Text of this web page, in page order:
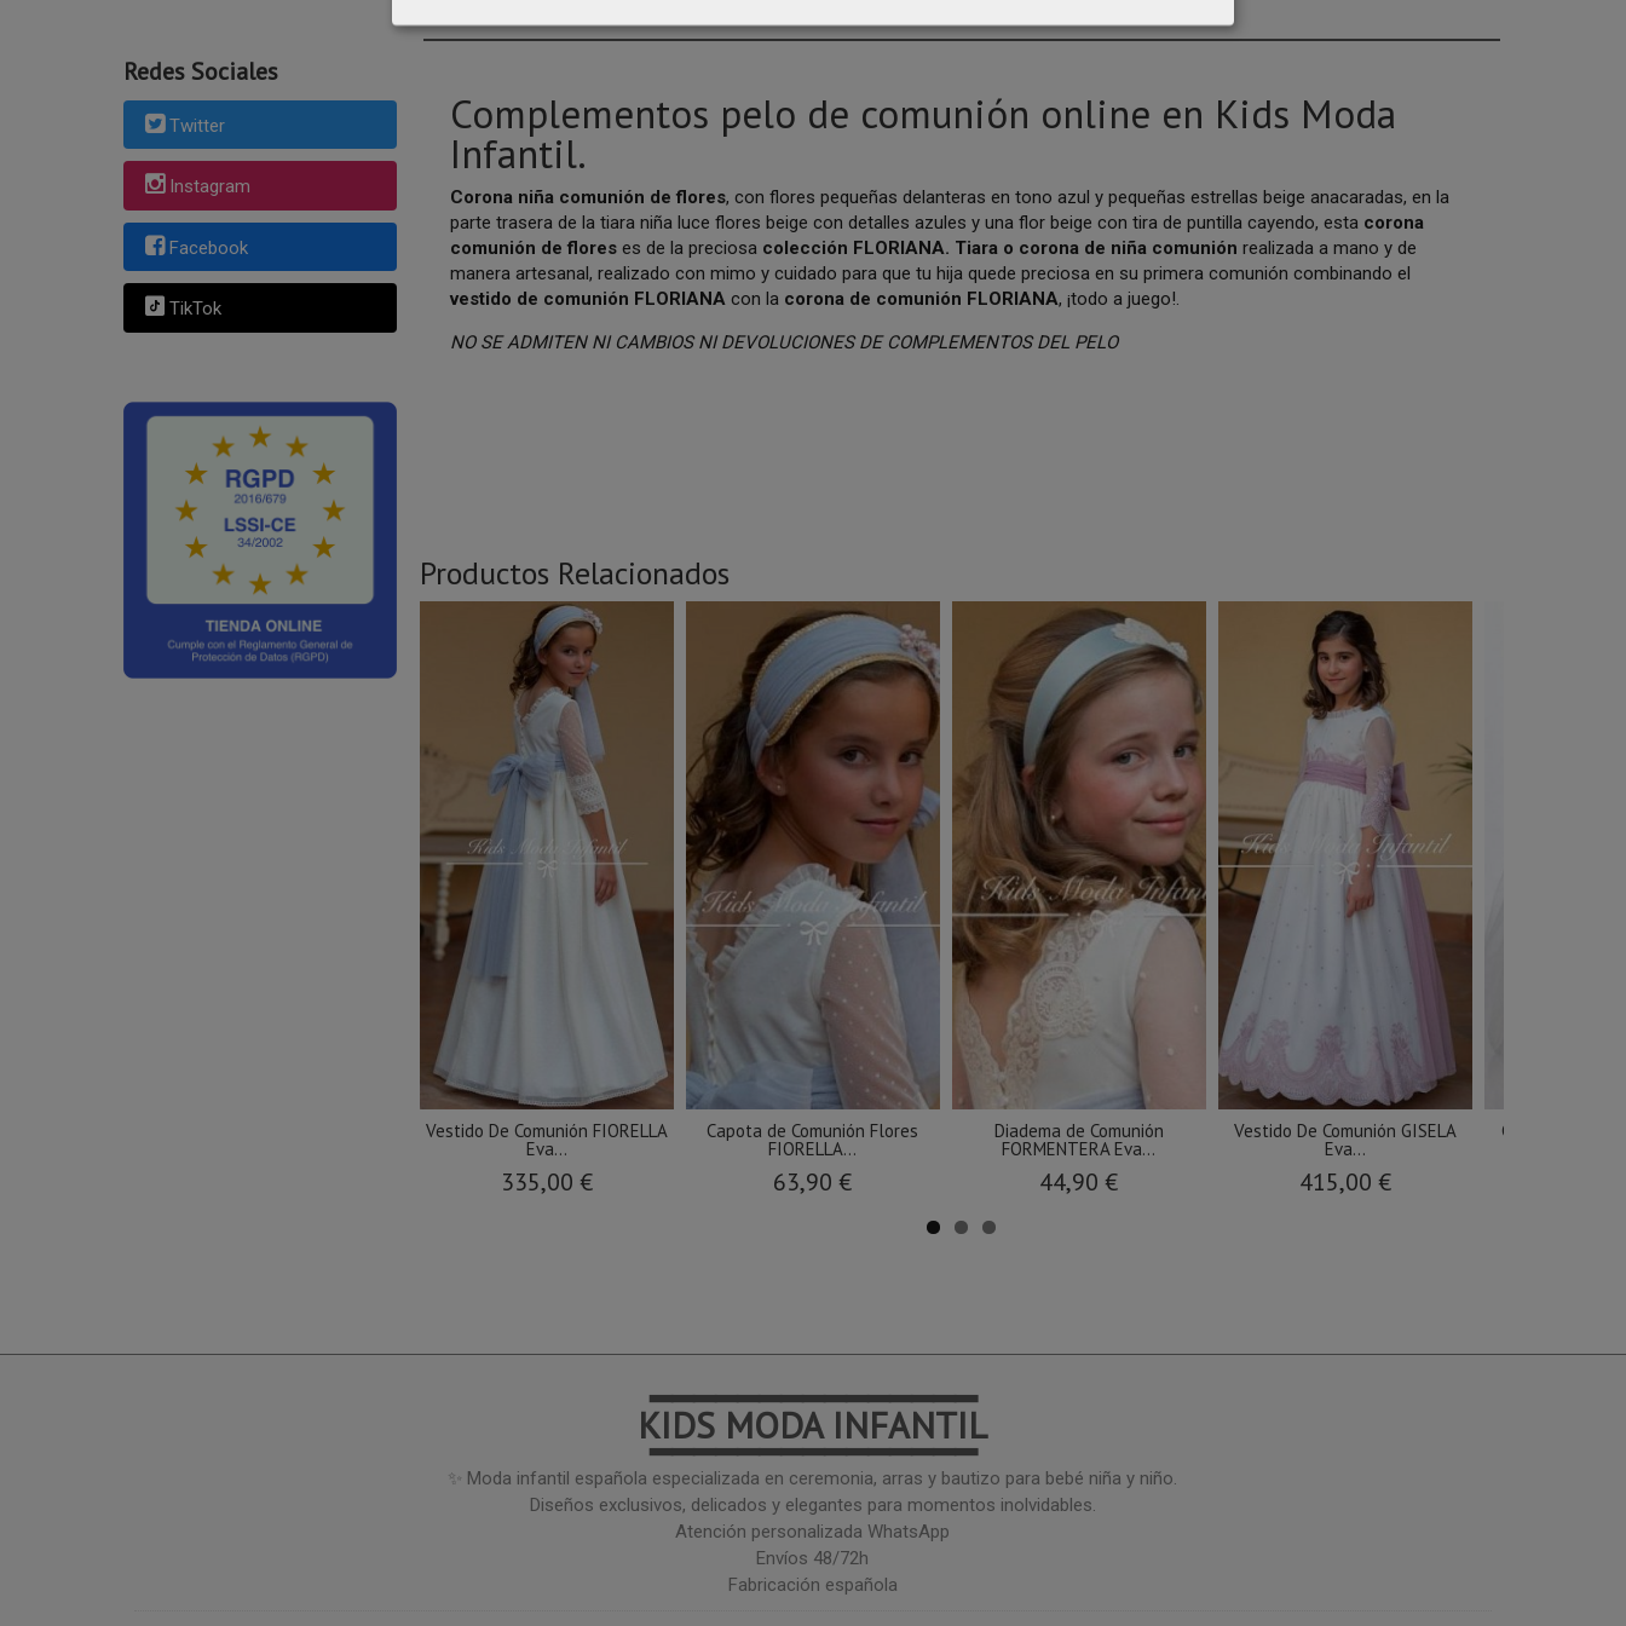
Redes Sociales
Twitter
Instagram
Facebook
TikTok
Complementos pelo de comunión online en Kids Moda
Infantil.
Corona niña comunión de flores, con flores pequeñas delanteras en tono azul y pequeñas estrellas beige anacaradas, en la
parte trasera de la tiara niña luce flores beige con detalles azules y una flor beige con tira de puntilla cayendo, esta corona
comunión de floreses de la preciosa colección FLORIANA. Tiara o corona de niña comuniónrealizada a mano y de
manera artesanal, realizado con mimo y cuidado para que tu hija quede preciosa en su primera comunión combinando el
vestido de comunión FLORIANA con la corona de comunión FLORIANA, ¡todo a juego!.
NO SE ADMITEN NI CAMBIOS NI DEVOLUCIONES DE COMPLEMENTOS DEL PELO
Productos Relacionados
Vestido De Comunión FIORELLA
Eva...
335,00 €
Capota de Comunión Flores
FIORELLA...
63,90 €
Diadema de Comunión
FORMENTERA Eva...
44,90 €
Vestido De Comunión GISELA
Eva...
415,00 €
Cancán
━━━━━━━━━━━━━━━
KIDS MODA INFANTIL
━━━━━━━━━━━━━━━
✨ Moda infantil española especializada en ceremonia, arras y bautizo para bebé niña y niño.
Diseños exclusivos, delicados y elegantes para momentos inolvidables.
Atención personalizada WhatsApp
Envíos 48/72h
Fabricación española